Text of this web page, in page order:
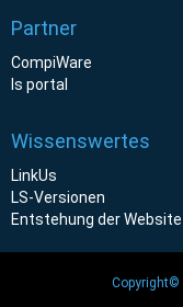
Partner
CompiWare
ls portal
Wissenswertes
LinkUs
LS-Versionen
Entstehung der Website
Copyright©